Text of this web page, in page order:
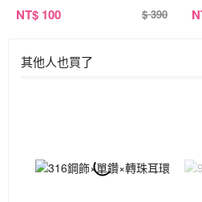
NT$ 100 $ 390
其他人也買了